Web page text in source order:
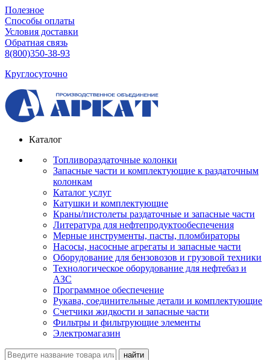
Полезное
Способы оплаты
Условия доставки
Обратная связь
8(800)350-38-93
Круглосуточно
Каталог
Топливораздаточные колонки
Запасные части и комплектующие к раздаточным
колонкам
Каталог услуг
Катушки и комплектующие
Краны/пистолеты раздаточные и запасные части
Литература для нефтепродуктообеспечения
Мерные инструменты, пасты, пломбираторы
Насосы, насосные агрегаты и запасные части
Оборудование для бензовозов и грузовой техники
Технологическое оборудование для нефтебаз и
АЗС
Программное обеспечение
Рукава, соединительные детали и комплектующие
Счетчики жидкости и запасные части
Фильтры и фильтрующие элементы
Электромагазин